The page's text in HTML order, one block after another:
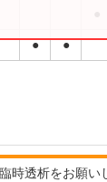
● ●
時透析をお願い